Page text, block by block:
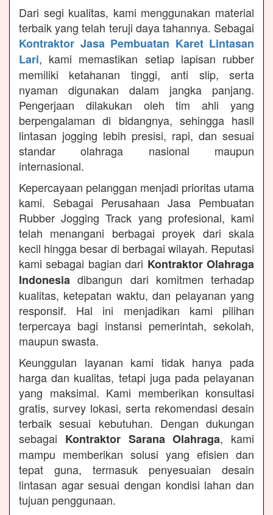
Dari segi kualitas, kami menggunakan material
terbaik yang telah teruji daya tahannya. Sebagai
Kontraktor Jasa Pembuatan Karet Lintasan
Lari, kami memastikan setiap lapisan rubber
memiliki ketahanan tinggi, anti slip, serta
nyaman digunakan dalam jangka panjang.
Pengerjaan dilakukan oleh tim ahli yang
berpengalaman di bidangnya, sehingga hasil
lintasan jogging lebih presisi, rapi, dan sesuai
standar olahraga nasional maupun
internasional.
Kepercayaan pelanggan menjadi prioritas utama
kami. Sebagai Perusahaan Jasa Pembuatan
Rubber Jogging Track yang profesional, kami
telah menangani berbagai proyek dari skala
kecil hingga besar di berbagai wilayah. Reputasi
kami sebagai bagian dari Kontraktor Olahraga
Indonesia dibangun dari komitmen terhadap
kualitas, ketepatan waktu, dan pelayanan yang
responsif. Hal ini menjadikan kami pilihan
terpercaya bagi instansi pemerintah, sekolah,
maupun swasta.
Keunggulan layanan kami tidak hanya pada
harga dan kualitas, tetapi juga pada pelayanan
yang maksimal. Kami memberikan konsultasi
gratis, survey lokasi, serta rekomendasi desain
terbaik sesuai kebutuhan. Dengan dukungan
sebagai Kontraktor Sarana Olahraga, kami
mampu memberikan solusi yang efisien dan
tepat guna, termasuk penyesuaian desain
lintasan agar sesuai dengan kondisi lahan dan
tujuan penggunaan.